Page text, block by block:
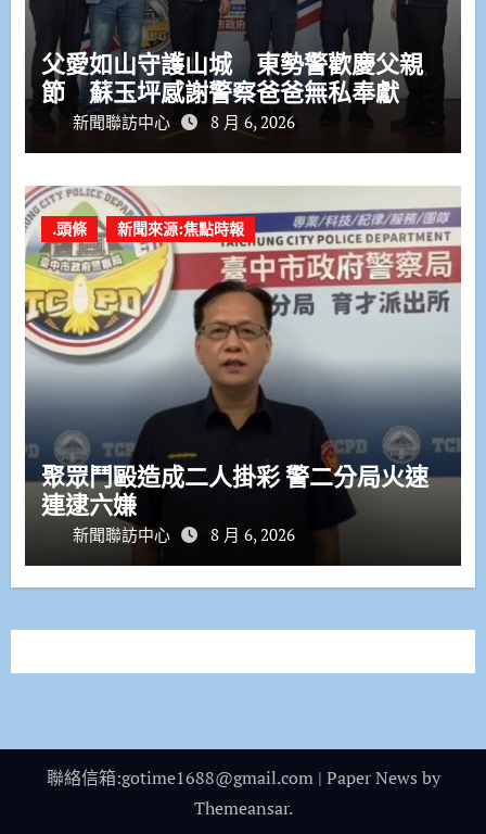
父愛如山守護山城 東勢警歡慶父親
節 蘇玉坪感謝警察爸爸無私奉獻
新聞聯訪中心 8 月 6, 2026
.頭條 新聞來源:焦點時報
聚眾鬥毆造成二人掛彩 警二分局火速
連逮六嫌
新聞聯訪中心 8 月 6, 2026
聯絡信箱:gotime1688@gmail.com | Paper News by
Themeansar.